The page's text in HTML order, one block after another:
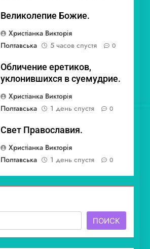
Великолепие Божие.
Христіанка Викторія
Полтавська
5 часов спустя 0
Обличение еретиков,
уклонившихся в суемудрие.
Христіанка Викторія
Полтавська
1 день спустя 0
Свет Православия.
Христіанка Викторія
Полтавська
1 день спустя 0
ПОИСК